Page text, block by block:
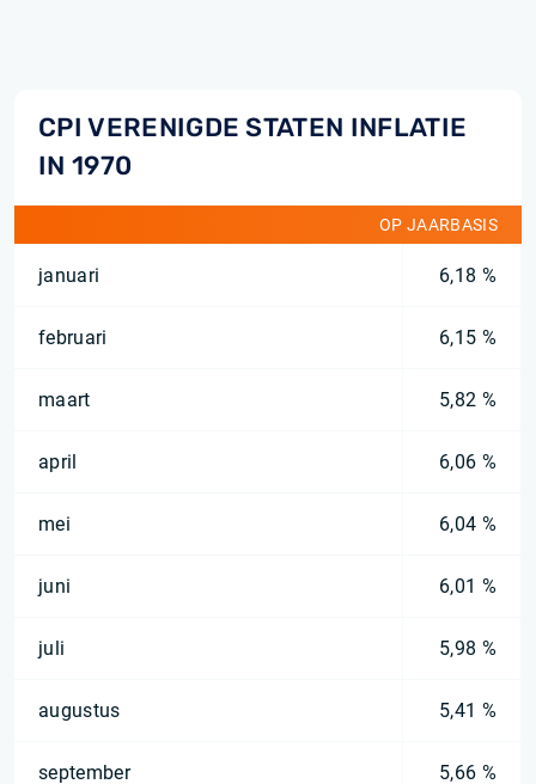
CPI VERENIGDE STATEN INFLATIE
IN 1970
OP JAARBASIS
januari 6,18 %
februari 6,15 %
maart 5,82 %
april 6,06 %
mei 6,04 %
juni 6,01 %
juli 5,98 %
augustus 5,41 %
september 5,66 %